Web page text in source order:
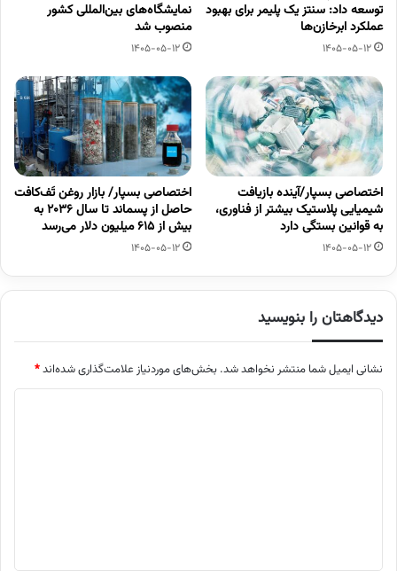
توسعه داد: سنتز یک پلیمر برای بهبود
عملکرد ابرخازن‌ها
1405-05-12
نمایشگاه‌های بین‌المللی کشور
منصوب شد
1405-05-12
اختصاصی بسپار/آینده بازیافت
شیمیایی پلاستیک بیشتر از فناوری،
به قوانین بستگی دارد
1405-05-12
اختصاصی بسپار/ بازار روغن تَف‌کافت
حاصل از پسماند تا سال ۲۰۳۶ به
بیش از ۶۱۵ میلیون دلار می‌رسد
1405-05-12
دیدگاهتان را بنویسید
نشانی ایمیل شما منتشر نخواهد شد. بخش‌های موردنیاز علامت‌گذاری شده‌اند*